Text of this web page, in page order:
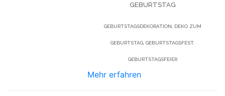
EBURTSTAG
GEBURTSTAGSDEKORATION, DEKO ZUM
GEBURTSTAG, GEBURTSTAGSFEST,
GEBURTSTAGSFEIER
Mehr erfahren